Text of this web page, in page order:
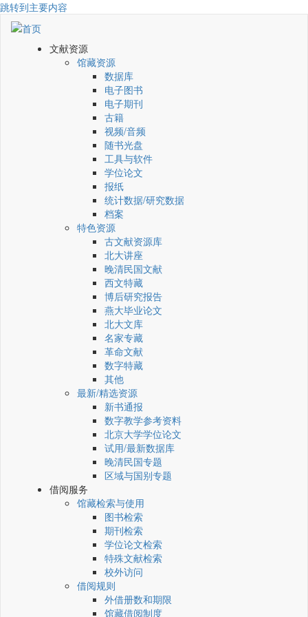
跳转到主要内容
文献资源
馆藏资源
数据库
电子图书
电子期刊
古籍
视频/音频
随书光盘
工具与软件
学位论文
报纸
统计数据/研究数据
档案
特色资源
古文献资源库
北大讲座
晚清民国文献
西文特藏
博后研究报告
燕大毕业论文
北大文库
名家专藏
革命文献
数字特藏
其他
最新/精选资源
新书通报
数字教学参考资料
北京大学学位论文
试用/最新数据库
晚清民国专题
区域与国别专题
借阅服务
馆藏检索与使用
图书检索
期刊检索
学位论文检索
特殊文献检索
校外访问
借阅规则
外借册数和期限
馆藏借阅制度